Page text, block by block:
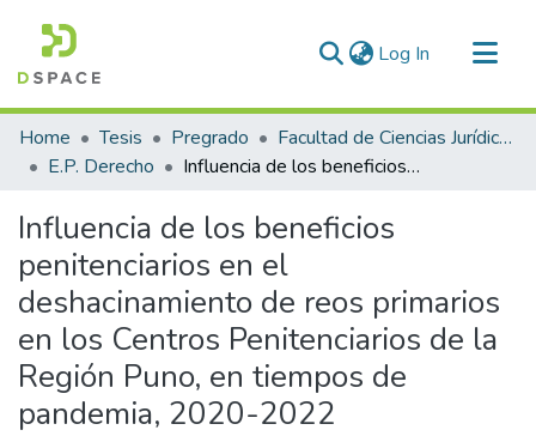
Log In (current)
Communities & Collections
All of DSpace
Home Tesis Pregrado
Facultad de Ciencias Jurídicas y Políticas
E.P. Derecho
Influencia de los beneficios penitenciarios en el deshacinamiento de reos primarios en los Centros Penitenciarios de la Región Puno, en tiempos de pandemia, 2020-2022
Influencia de los beneficios
penitenciarios en el
deshacinamiento de reos primarios
en los Centros Penitenciarios de la
Región Puno, en tiempos de
pandemia, 2020-2022